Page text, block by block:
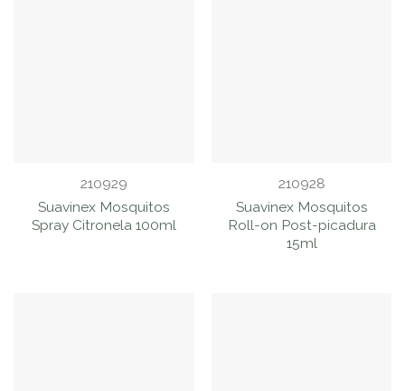
210929
Suavinex Mosquitos
Spray Citronela 100ml
210928
Suavinex Mosquitos
Roll-on Post-picadura
15ml